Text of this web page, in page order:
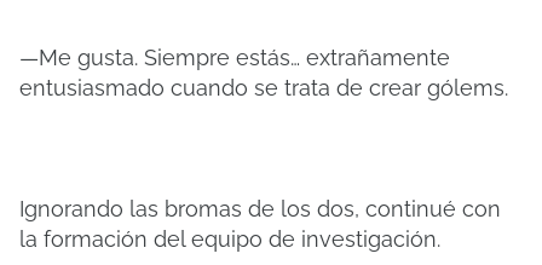
—Me gusta. Siempre estás… extrañamente
entusiasmado cuando se trata de crear gólems.
Ignorando las bromas de los dos, continué con
la formación del equipo de investigación.